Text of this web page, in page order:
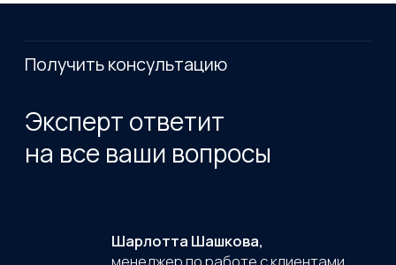
Модернизация зала заседаний
Госсовет Удмуртской Республики